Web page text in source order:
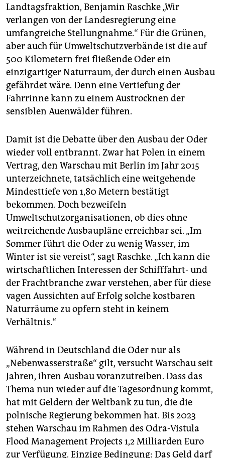
Landtagsfraktion, Benjamin Rasch­ke „Wir
verlangen von der Landesregierung eine
umfangreiche Stellungnahme.“ Für die Grünen,
aber auch für Umweltschutzverbände ist die auf
500 Kilometern frei fließende Oder ein
einzigartiger Naturraum, der durch einen Ausbau
gefährdet wäre. Denn eine Vertiefung der
Fahrrinne kann zu einem Austrocknen der
sensiblen Auen­wälder führen.
Damit ist die Debatte über den Ausbau der Oder
wieder voll entbrannt. Zwar hat Polen in einem
Vertrag, den Warschau mit Berlin im Jahr 2015
unterzeichnete, tatsächlich eine weitgehende
Mindesttiefe von 1,80 Metern bestätigt
bekommen. Doch bezweifeln
Umweltschutzorganisationen, ob dies ohne
weitreichende Ausbaupläne erreichbar sei. „Im
Sommer führt die Oder zu wenig Wasser, im
Winter ist sie vereist“, sagt Raschke. „Ich kann die
wirtschaftlichen Inter­essen der Schifffahrt- und
der Frachtbranche zwar verstehen, aber für diese
vagen Aussichten auf Erfolg solche kostbaren
Naturräume zu opfern steht in keinem
Verhältnis.“
Während in Deutschland die Oder nur als
„Nebenwasserstraße“ gilt, versucht Warschau seit
Jahren, ihren Ausbau voranzutreiben. Dass das
Thema nun wieder auf die Tagesordnung kommt,
hat mit Geldern der Weltbank zu tun, die die
polnische Regierung bekommen hat. Bis 2023
stehen Warschau im Rahmen des Odra-Vistula
Flood Management Projects 1,2 Milliarden Euro
zur Verfügung. Einzige Bedingung: Das Geld darf